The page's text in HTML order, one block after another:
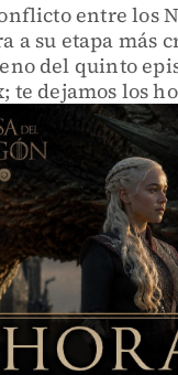
entre los
a su etapa más
del quinto
te dejamos los
y el